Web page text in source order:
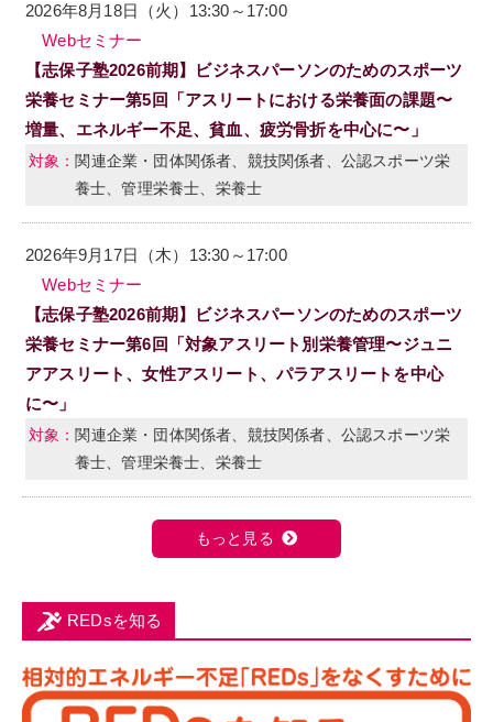
2026年8月18日（火）13:30～17:00
Webセミナー
【志保子塾2026前期】ビジネスパーソンのためのスポーツ
栄養セミナー第5回「アスリートにおける栄養面の課題〜
増量、エネルギー不足、貧血、疲労骨折を中心に〜」
関連企業・団体関係者、競技関係者、公認スポーツ栄
養士、管理栄養士、栄養士
2026年9月17日（木）13:30～17:00
Webセミナー
【志保子塾2026前期】ビジネスパーソンのためのスポーツ
栄養セミナー第6回「対象アスリート別栄養管理〜ジュニ
アアスリート、女性アスリート、パラアスリートを中心
に〜」
関連企業・団体関係者、競技関係者、公認スポーツ栄
養士、管理栄養士、栄養士
もっと見る
REDsを知る